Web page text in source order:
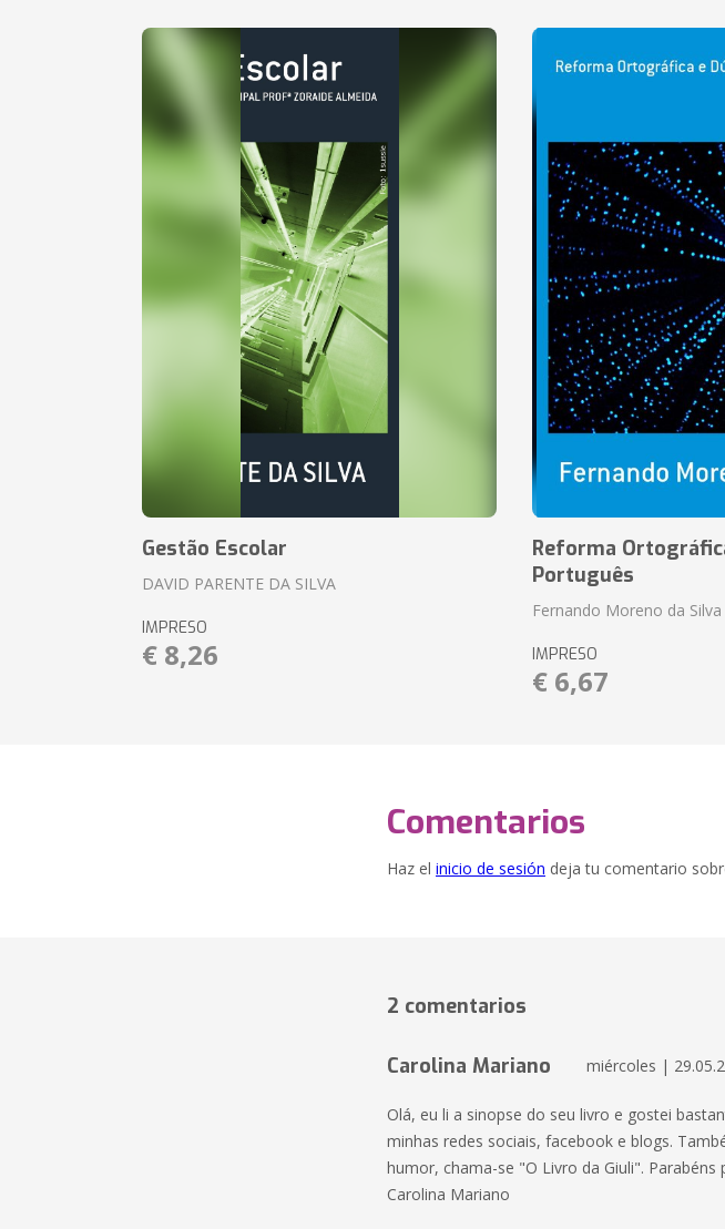
Gestão Escolar
DAVID PARENTE DA SILVA
IMPRESO
€ 8,26
Reforma
Português
Fernando Moreno da Silva
IMPRESO
€ 6,67
Comentarios
Haz el inicio de sesión deja tu comentario
2 comentarios
Carolina Mariano miércoles |
Olá, eu li a sinopse do seu livro e gostei
minhas redes sociais, facebook e blogs.
humor, chama-se "O Livro da Giuli". Parabéns
Carolina Mariano